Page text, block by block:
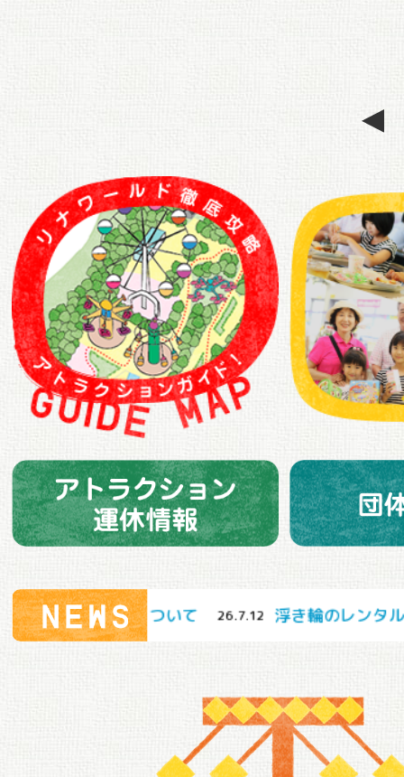
ご案内について 26.7.12 浮き輪のレンタルはじめ